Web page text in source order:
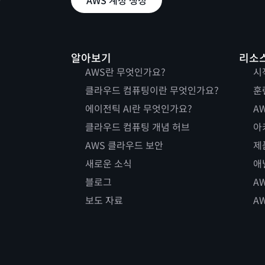
알아보기
AWS란 무엇인가요?
클라우드 컴퓨팅이란 무엇인가요?
에이전틱 AI란 무엇인가요?
클라우드 컴퓨팅 개념 허브
AWS 클라우드 보안
새로운 소식
블로그
보도 자료
리소
시
훈
아
제